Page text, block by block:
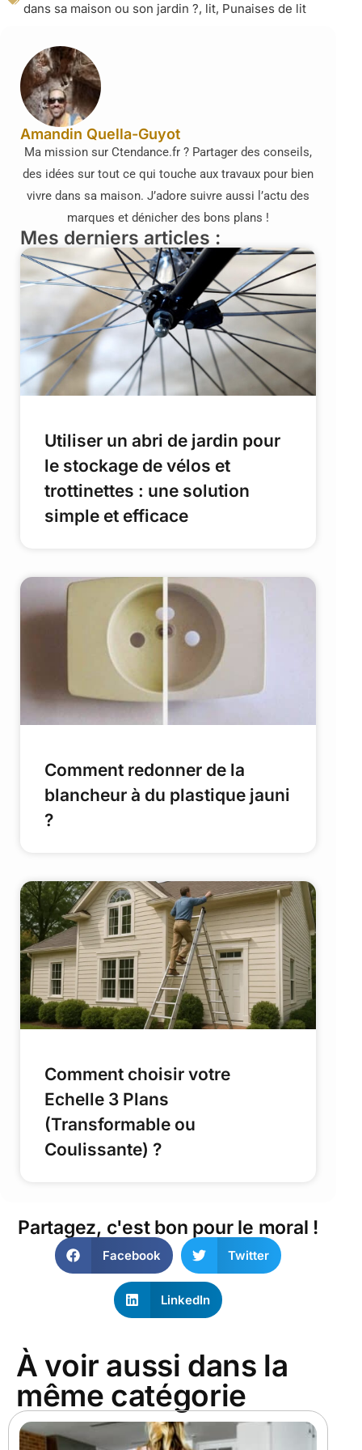
dans sa maison ou son jardin ?, lit, Punaises de lit
Amandin Quella-Guyot
Ma mission sur Ctendance.fr ? Partager des conseils,
des idées sur tout ce qui touche aux travaux pour bien
vivre dans sa maison. J’adore suivre aussi l’actu des
marques et dénicher des bons plans !
Mes derniers articles :
Utiliser un abri de jardin pour
le stockage de vélos et
trottinettes : une solution
simple et efficace
Comment redonner de la
blancheur à du plastique jauni
?
Comment choisir votre
Echelle 3 Plans
(Transformable ou
Coulissante) ?
Partagez, c'est bon pour le moral !
Facebook Twitter
LinkedIn
À voir aussi dans la
même catégorie